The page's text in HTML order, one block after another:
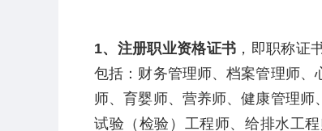
1、注册职业资格证书 ，即职称证
包括：财务管理师、档案管理师
师、育婴师、营养师、健康管理师
试验（检验）工程师、给排水工